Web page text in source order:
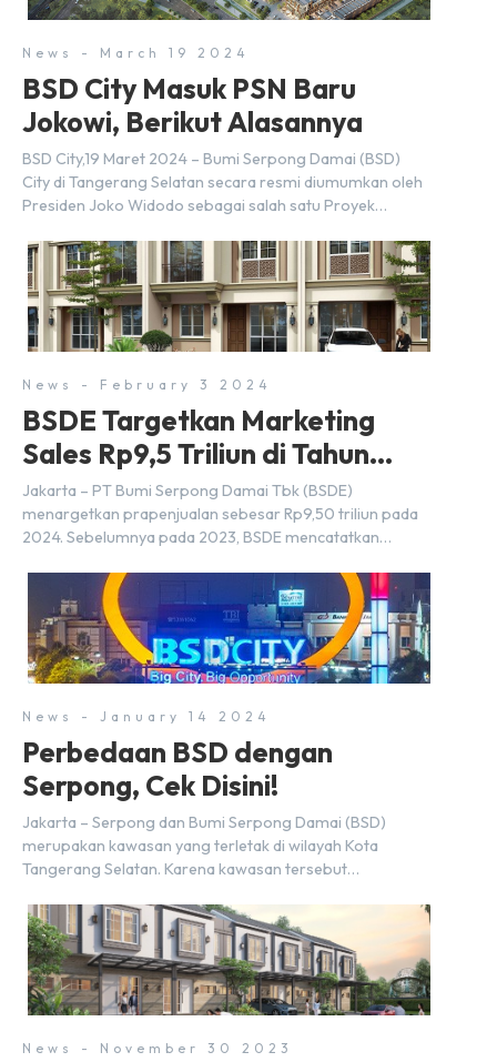
News - March 19 2024
BSD City Masuk PSN Baru
Jokowi, Berikut Alasannya
BSD City,19 Maret 2024 – Bumi Serpong Damai (BSD)
City di Tangerang Selatan secara resmi diumumkan oleh
Presiden Joko Widodo sebagai salah satu Proyek
dibuat oleh Menteri Koordinator Bidang Perekonomian,
Airlangga Hartarto, setelah Rapat Terbatas (ratas)
bersama Jokowi di Istana Kepresidenan pada hari Senin,
18 Maret 2024. Selain […]
News - February 3 2024
BSDE Targetkan Marketing
Sales Rp9,5 Triliun di Tahun
2024
Jakarta – PT Bumi Serpong Damai Tbk (BSDE)
menargetkan prapenjualan sebesar Rp9,50 triliun pada
2024. Sebelumnya pada 2023, BSDE mencatatkan
melampaui target prapenjualan sebesar Rp8,80 triliun.
Menurut Direktur BSDE Hermawan Wijaya menghadapi
2024, kondisi ekonomi global maupun nasional dapat
memengaruhi pertimbangan masyarakat untuk membeli
rumah maupun investasi di sektor […]
News - January 14 2024
Perbedaan BSD dengan
Serpong, Cek Disini!
Jakarta – Serpong dan Bumi Serpong Damai (BSD)
merupakan kawasan yang terletak di wilayah Kota
Tangerang Selatan. Karena kawasan tersebut
kita yang mengira kedua wilayah ini merupakan tempat
yang sama. Padahal anggapan tersebut kurang tepat.
Sebab Serpong dan BSD merupakan dua kawasan yang
berbeda. Berikut penjelasannya. Baca Juga: […]
News - November 30 2023